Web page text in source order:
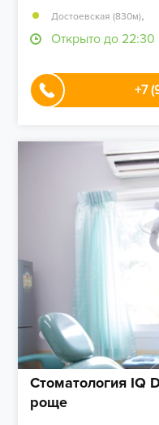
Достоевская (830м),
Открыто до 22:30
+7
Стоматология IQ
роще